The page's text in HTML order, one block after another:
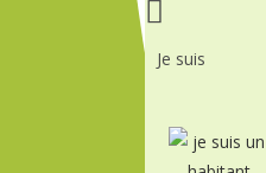
Je suis